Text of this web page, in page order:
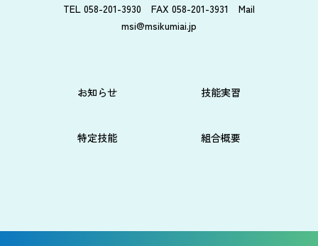
TEL 058-201-3930 FAX 058-201-3931 Mail
msi@msikumiai.jp
お知らせ 技能実習
特定技能 組合概要